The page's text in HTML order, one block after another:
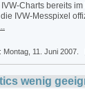
Charts bereits
IVW-Messpixel
Montag, 11. Juni 2007.
wenig